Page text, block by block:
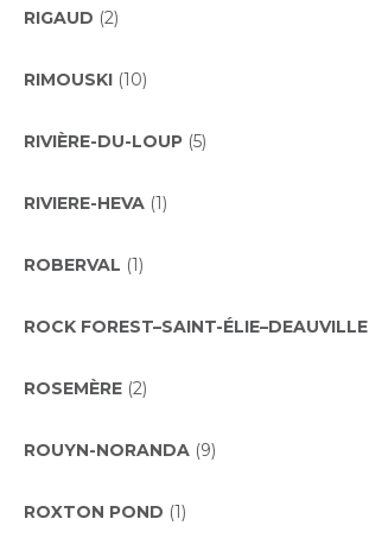
RIGAUD (2)
RIMOUSKI (10)
RIVIÈRE-DU-LOUP (5)
RIVIERE-HEVA (1)
ROBERVAL (1)
ROCK FOREST–SAINT-ÉLIE–DEAUVILLE
ROSEMÈRE (2)
ROUYN-NORANDA (9)
ROXTON POND (1)